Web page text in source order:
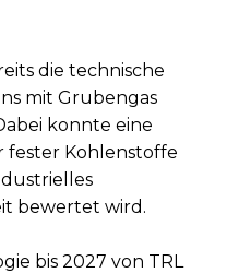
die technische
mit Grubengas
konnte eine
fester Kohlenstoffe
bewertet wird.
bis 2027 von TRL